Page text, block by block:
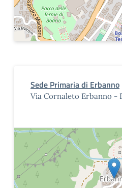
Sede Primaria di Erbanno
Via Cornaleto Erbanno -